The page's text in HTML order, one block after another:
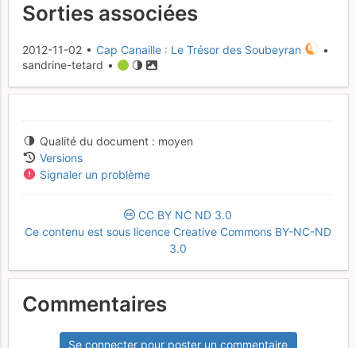
Sorties associées
2012-11-02 • Cap Canaille : Le Trésor des Soubeyran
•
sandrine-tetard •
Qualité du document
moyen
Versions
Signaler un problème
CC BY NC ND 3.0
Ce contenu est sous licence Creative Commons BY-NC-ND
3.0
Commentaires
Se connecter pour poster un commentaire